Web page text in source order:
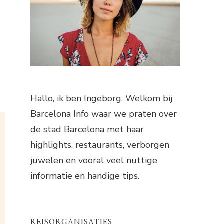
Hallo, ik ben Ingeborg. Welkom bij
Barcelona Info waar we praten over
de stad Barcelona met haar
highlights, restaurants, verborgen
juwelen en vooral veel nuttige
informatie en handige tips.
REISORGANISATIES